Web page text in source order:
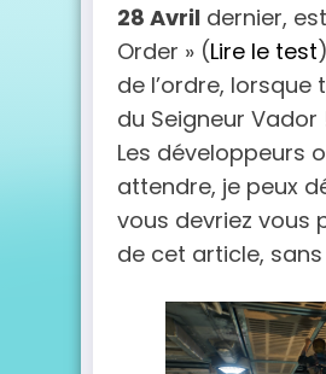
28 Avril dernier,
Order » (Lire le test
de l’ordre,
du Seigneur
Les développeurs
attendre, je peux
vous devriez vous
de cet article,